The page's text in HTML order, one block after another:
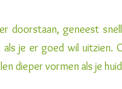
doorstaan, geneest
je er goed wil uitzien.
dieper vormen als je